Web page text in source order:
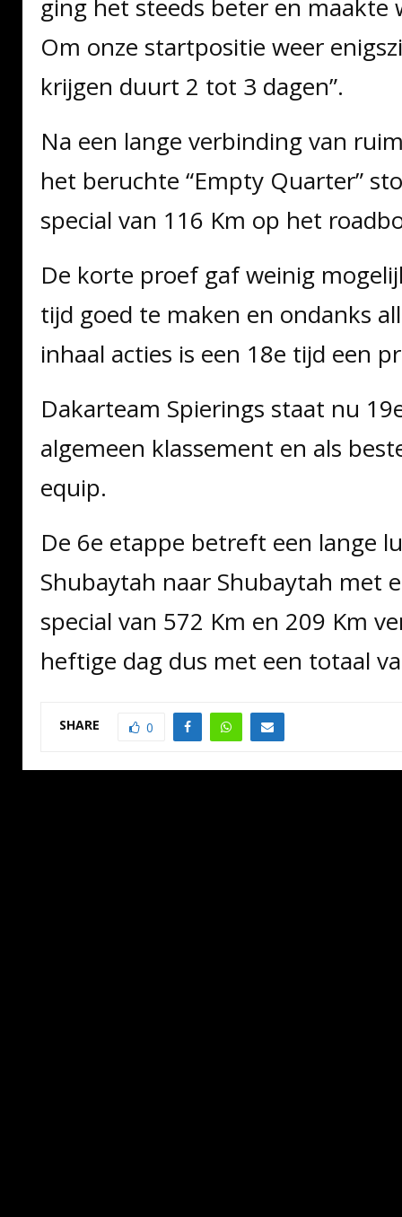
ging het steeds beter en maakte
Om onze startpositie weer
krijgen duurt 2 tot 3 dagen”.
Na een lange verbinding van
het beruchte “Empty Quarter”
special van 116 Km op het
De korte proef gaf weinig
tijd goed te maken en ondanks
inhaal acties is een 18e tijd een
Dakarteam Spierings staat nu
algemeen klassement en als
equip.
De 6e etappe betreft een lange
Shubaytah naar Shubaytah met
special van 572 Km en 209 Km
heftige dag dus met een totaal
SHARE 0